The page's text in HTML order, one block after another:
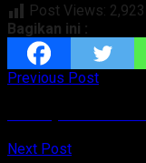
Post Views: 2,923
Bagikan ini :
Previous Post
Next Post